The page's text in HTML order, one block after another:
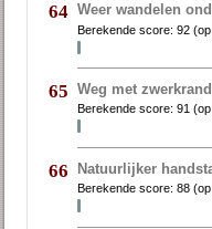
64 Weer wandelen
Berekende score:92
65 Weg met
Berekende score:91
66 Natuurlijker
Berekende score:88